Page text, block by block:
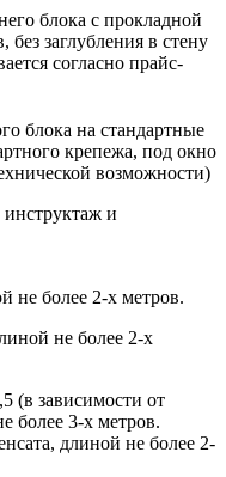
блока с прокладной
заглубления в стену
согласно прайс-
блока на стандартные
крепежа, под окно
возможности)
и
не более 2-х метров.
не более 2-х
(в зависимости от
более 3-х метров.
длиной не более 2-